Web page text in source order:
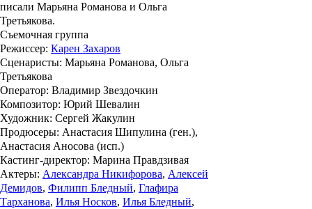
писали Марьяна Романова и Ольга
Третьякова.
Съемочная группа
Режиссер: Карен Захаров
Сценаристы: Марьяна Романова, Ольга
Третьякова
Оператор: Владимир Звездочкин
Композитор: Юрий Шевалин
Художник: Сергей Жакулин
Продюсеры: Анастасия Шипулина (ген.),
Анастасия Аносова (иcп.)
Кастинг-директор: Марина Правдзивая
Актеры: Александра Никифорова, Алексей
Демидов, Филипп Бледный, Глафира
Тарханова, Илья Носков, Илья Бледный,